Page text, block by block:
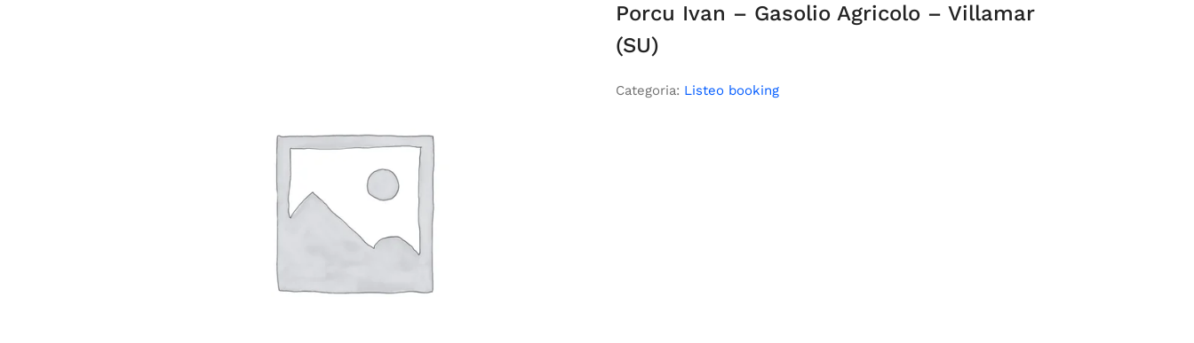
Porcu Ivan – Gasolio Agricolo – Villamar
(SU)
Categoria: Listeo booking